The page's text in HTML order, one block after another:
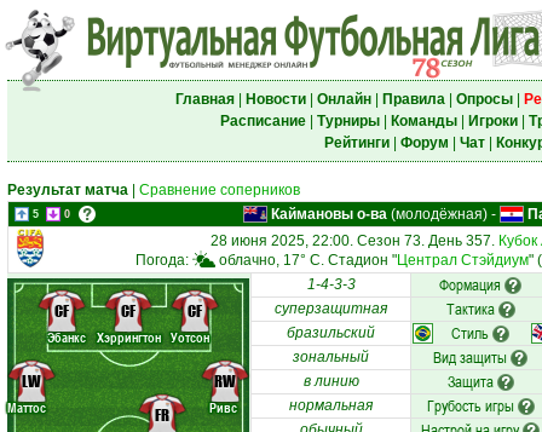
Главная| Новости| Онлайн| Правила| Опросы|
Расписание| Турниры| Команды| Игроки|
Рейтинги| Форум Чат|
Результат матча Сравнение соперников
5 0 Каймановы о-ва (молодёжная) -
28 июня 2025, 22:00. Сезон 73. День 357.
Погода:
облачно, 17° C. Стадион "Централ Стэйдиум"
Маттос
Ривс
Эбанкс Хэррингтон Уотсон
LW
FR
RW
CF CF CF
1-4-3-3 Формация
суперзащитная Тактика
бразильский Стиль
зональный Вид защиты
в линию Защита
нормальная Грубость игры